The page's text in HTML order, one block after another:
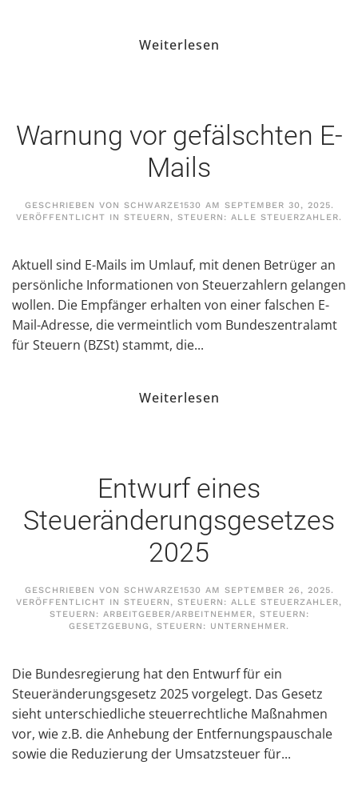
Weiterlesen
Warnung vor gefälschten E-
Mails
GESCHRIEBEN VON SCHWARZE1530 AM SEPTEMBER 30, 2025.
VERÖFFENTLICHT IN STEUERN, STEUERN: ALLE STEUERZAHLER.
Aktuell sind E-Mails im Umlauf, mit denen Betrüger an
persönliche Informationen von Steuerzahlern gelangen
wollen. Die Empfänger erhalten von einer falschen E-
Mail-Adresse, die vermeintlich vom Bundeszentralamt
für Steuern (BZSt) stammt, die...
Weiterlesen
Entwurf eines
Steueränderungsgesetzes
2025
GESCHRIEBEN VON SCHWARZE1530 AM SEPTEMBER 26, 2025.
VERÖFFENTLICHT IN STEUERN, STEUERN: ALLE STEUERZAHLER,
STEUERN: ARBEITGEBER/ARBEITNEHMER, STEUERN:
GESETZGEBUNG, STEUERN: UNTERNEHMER.
Die Bundesregierung hat den Entwurf für ein
Steueränderungsgesetz 2025 vorgelegt. Das Gesetz
sieht unterschiedliche steuerrechtliche Maßnahmen
vor, wie z.B. die Anhebung der Entfernungspauschale
sowie die Reduzierung der Umsatzsteuer für...